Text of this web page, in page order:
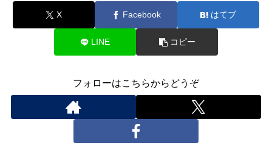
X Facebook はてブ
LINE コピー
フォローはこちらからどうぞ